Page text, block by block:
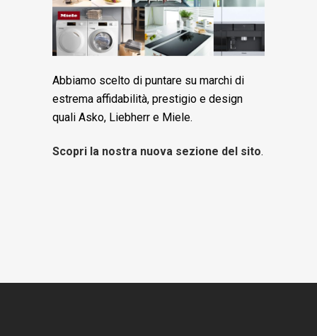
Abbiamo scelto di puntare su marchi di
estrema affidabilità, prestigio e design
quali Asko, Liebherr e Miele.
Scopri la nostra nuova sezione del sito.